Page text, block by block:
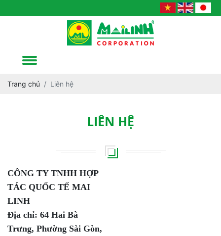
Trang chủ Liên hệ
LIÊN HỆ
CÔNG TY TNHH HỢP
TÁC QUỐC TẾ MAI
LINH
Địa chỉ: 64 Hai Bà
Trưng, Phường Sài Gòn,